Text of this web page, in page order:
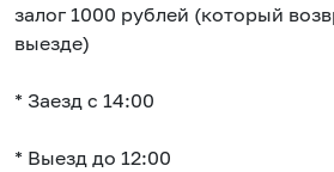
залог 1000 рублей (который
выезде)
* Заезд с 14:00
* Выезд до 12:00